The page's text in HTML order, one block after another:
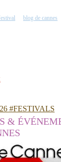
blog de cannes
#FESTIVALS
&